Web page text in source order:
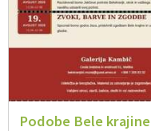
Podobe Bele